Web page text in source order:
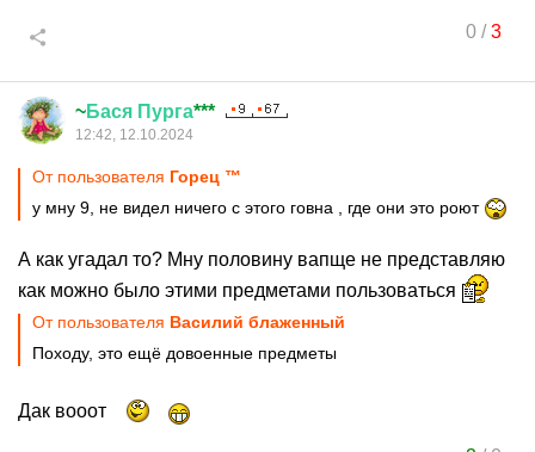
0/3
~Бася Пурга***
12:42, 12.10.2024
От пользователя Горец ™
у мну 9, не видел ничего с этого говна , где они это роют
А как угадал то? Мну половину вапще не представляю
как можно было этими предметами пользоваться
От пользователя Василий блаженный
Походу, это ещё довоенные предметы
Дак вооот